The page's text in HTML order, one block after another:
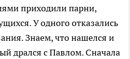
приходили парни,
У одного отказались
Знаем, что нашелся и
дрался с Павлом. Сначала